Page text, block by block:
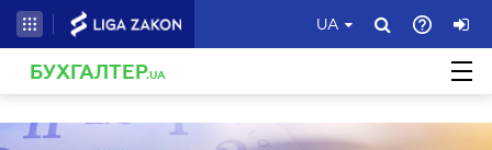
UA
БУХГАЛТЕР.UA